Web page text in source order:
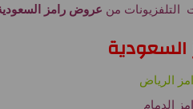
التلفزيونات من عروض رامز
السعودية
الرياض
الدمام